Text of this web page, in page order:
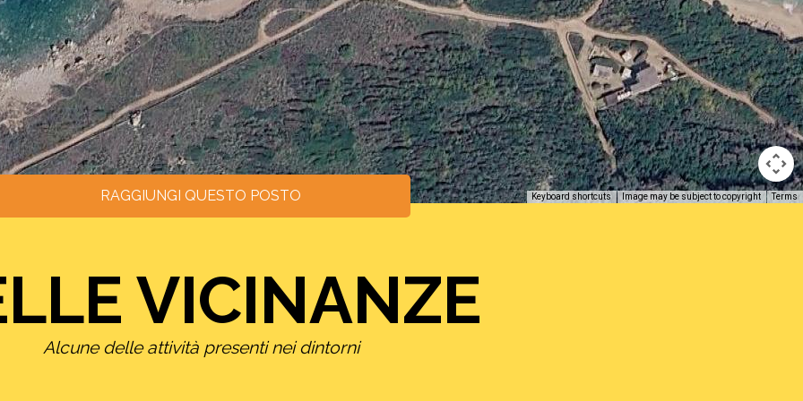
Keyboard shortcuts Image may be subject to copyright Terms
RAGGIUNGI QUESTO POSTO
VICINANZE
Alcune delle attività presenti nei dintorni